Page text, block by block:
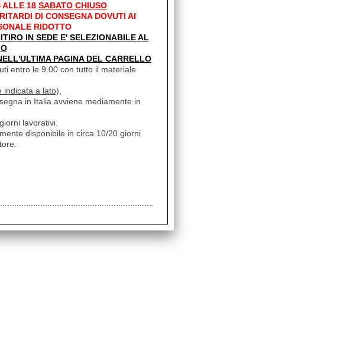
€11,40
Iva inclusa
SPALLETTA FRONT.DX
F45I 05 POLAR 05139A01-
ALLE 18 SABATO CHIUSO
DI CONSEGNA DOVUTI AI
RIDOTTO
IN SEDE E' SELEZIONABILE AL
PAGINA DEL CARRELLO
entro le 9.00 con tutto il materiale
indicata a lato),
in Italia avviene mediamente in
lavorativi.
disponibile in circa 10/20 giorni